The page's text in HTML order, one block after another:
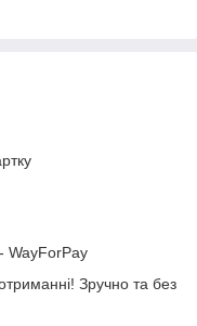
WayForPay
Зручно та без